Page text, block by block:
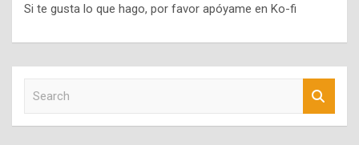
Si te gusta lo que hago, por favor apóyame en Ko-fi